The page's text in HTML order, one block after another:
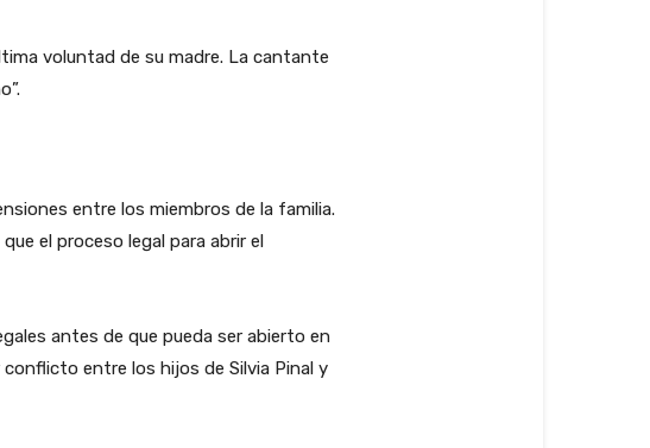
voluntad de su madre. La cantante
entre los miembros de la familia.
el proceso legal para abrir el
antes de que pueda ser abierto en
entre los hijos de Silvia Pinal y